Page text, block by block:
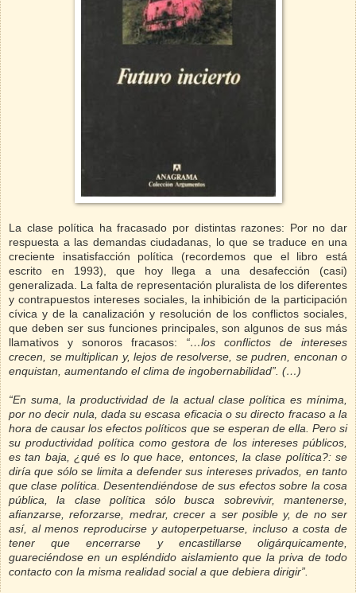
La clase política ha fracasado por distintas razones: Por no dar
respuesta a las demandas ciudadanas, lo que se traduce en una
creciente insatisfacción política (recordemos que el libro está
escrito en 1993), que hoy llega a una desafección (casi)
generalizada. La falta de representación pluralista de los diferentes
y contrapuestos intereses sociales, la inhibición de la participación
cívica y de la canalización y resolución de los conflictos sociales,
que deben ser sus funciones principales, son algunos de sus más
llamativos y sonoros fracasos: “…los conflictos de intereses
crecen, se multiplican y, lejos de resolverse, se pudren, enconan o
enquistan, aumentando el clima de ingobernabilidad”. (…)
“En suma, la productividad de la actual clase política es mínima,
por no decir nula, dada su escasa eficacia o su directo fracaso a la
hora de causar los efectos políticos que se esperan de ella. Pero si
su productividad política como gestora de los intereses públicos,
es tan baja, ¿qué es lo que hace, entonces, la clase política?: se
diría que sólo se limita a defender sus intereses privados, en tanto
que clase política. Desentendiéndose de sus efectos sobre la cosa
pública, la clase política sólo busca sobrevivir, mantenerse,
afianzarse, reforzarse, medrar, crecer a ser posible y, de no ser
así, al menos reproducirse y autoperpetuarse, incluso a costa de
tener que encerrarse y encastillarse oligárquicamente,
guareciéndose en un espléndido aislamiento que la priva de todo
contacto con la misma realidad social a que debiera dirigir”.